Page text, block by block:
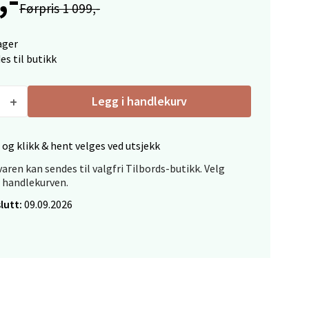
Førpris 1 099,-
til butikk
Legg i handlekurv
klikk & hent velges ved utsjekk
kan sendes til valgfri Tilbords-butikk. Velg
09.09.2026